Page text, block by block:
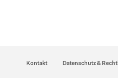
Kontakt Datenschutz &